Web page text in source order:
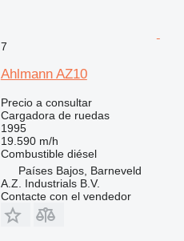
7
Ahlmann AZ10
Precio a consultar
Cargadora de ruedas
1995
19.590 m/h
Combustible diésel
Países Bajos, Barneveld
A.Z. Industrials B.V.
Contacte con el vendedor